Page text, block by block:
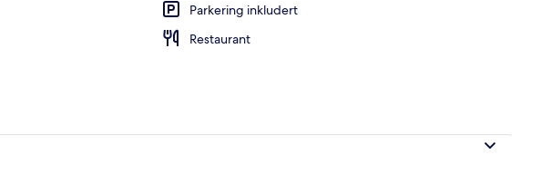
Parkering inkludert
Restaurant